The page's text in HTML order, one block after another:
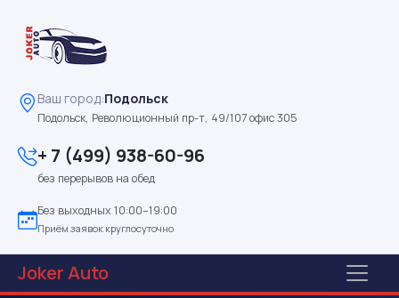
Ваш город:Подольск
Подольск, Революционный пр-т, 49/107 офис 305
+ 7 (499) 938-60-96
без перерывов на обед
Без выходных 10:00–19:00
Приём заявок круглосуточно
JokerAuto